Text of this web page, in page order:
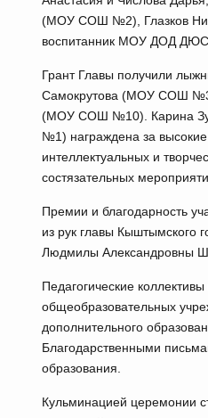
(МОУ СОШ №2), Глазков
воспитанник МОУ ДОД
Грант Главы получили
Самокрутова (МОУ СОШ
(МОУ СОШ №10). Карина
№1) награждена за высокие
интеллектуальных и
состязательных
Премии и благодарность
из рук главы Кыштымского
Людмилы Александровны
Педагогические
общеобразовательных
дополнительного
Благодарственными
образования.
Кульминацией церемонии